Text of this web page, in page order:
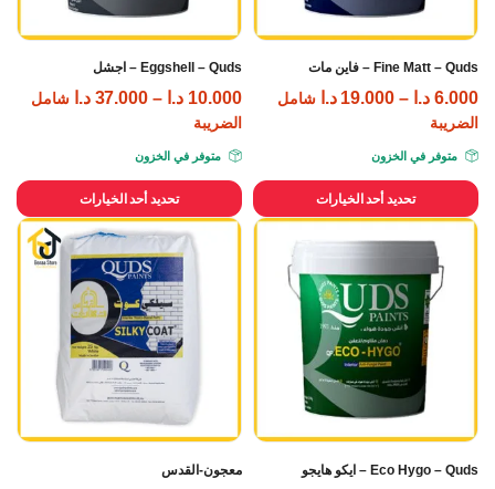
Fine Matt – Quds – فاين مات
6.000 د.ا –
19.000 د.ا شامل
الضريبة
متوفر في الخزون
تحديد أحد الخيارات
Eggshell – Quds – اجشل
10.000 د.ا –
37.000 د.ا شامل
الضريبة
متوفر في الخزون
تحديد أحد الخيارات
Eco Hygo – Quds – ايكو هايجو معجون-القدس